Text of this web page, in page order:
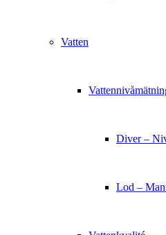
Vatten
Diver –
Lod –